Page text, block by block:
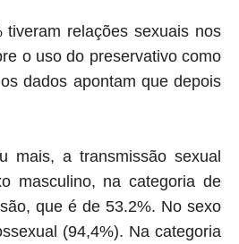
relações sexuais nos
o uso do preservativo como
dados apontam que depois
mais, a transmissão sexual
masculino, na categoria de
que é de 53.2%. No sexo
(94,4%). Na categoria